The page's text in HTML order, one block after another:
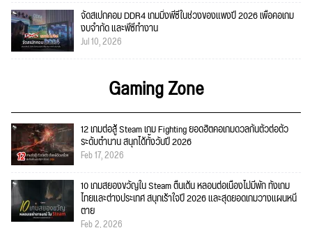
จัดสเปกคอม DDR4 เกมมิ่งพีซีในช่วงของแพงปี 2026 เพื่อคอเกม
งบจำกัด และพีซีทำงาน
Jul 10, 2026
Gaming Zone
12 เกมต่อสู้ Steam เกม Fighting ยอดฮิตคอเกมดวลกันตัวต่อตัว
ระดับตำนาน สนุกได้ทั้งวันปี 2026
Feb 17, 2026
10 เกมสยองขวัญใน Steam ตื่นเต้น หลอนต่อเนื่องไม่มีพัก ทั้งเกม
ไทยและต่างประเทศ สนุกเร้าใจปี 2026 และสุดยอดเกมวางแผนหนี
ตาย